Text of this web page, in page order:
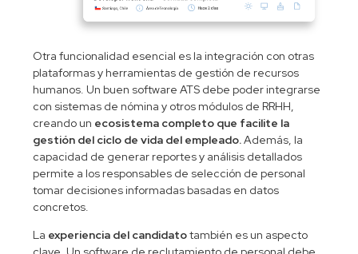
Otra funcionalidad esencial es la integración con otras
plataformas y herramientas de gestión de recursos
humanos. Un buen software ATS debe poder integrarse
con sistemas de nómina y otros módulos de RRHH,
creando un ecosistema completo que facilite la
gestión del ciclo de vida del empleado. Además, la
capacidad de generar reportes y análisis detallados
permite a los responsables de selección de personal
tomar decisiones informadas basadas en datos
concretos.
La experiencia del candidatotambién es un aspecto